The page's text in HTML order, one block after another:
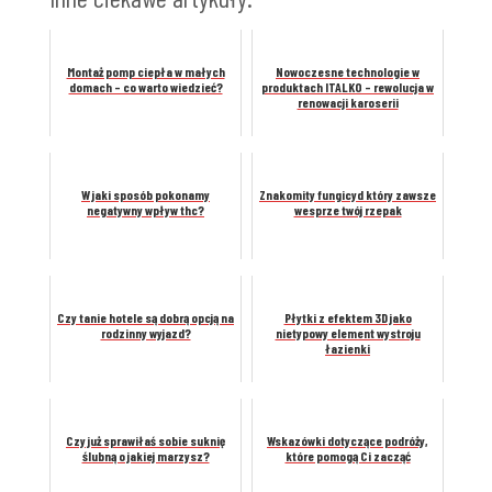
Montaż pomp ciepła w małych
domach – co warto wiedzieć?
Nowoczesne technologie w
produktach ITALKO – rewolucja w
renowacji karoserii
W jaki sposób pokonamy
negatywny wpływ thc?
Znakomity fungicyd który zawsze
wesprze twój rzepak
Czy tanie hotele są dobrą opcją na
rodzinny wyjazd?
Płytki z efektem 3D jako
nietypowy element wystroju
łazienki
Czy już sprawiłaś sobie suknię
ślubną o jakiej marzysz?
Wskazówki dotyczące podróży,
które pomogą Ci zacząć